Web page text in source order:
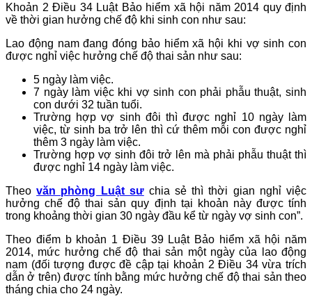
Khoản 2 Điều 34 Luật Bảo hiểm xã hội năm 2014 quy định
về thời gian hưởng chế độ khi sinh con như sau:
Lao động nam đang đóng bảo hiểm xã hội khi vợ sinh con
được nghỉ việc hưởng chế độ thai sản như sau:
5 ngày làm việc.
7 ngày làm việc khi vợ sinh con phải phẫu thuật, sinh
con dưới 32 tuần tuổi.
Trường hợp vợ sinh đôi thì được nghỉ 10 ngày làm
việc, từ sinh ba trở lên thì cứ thêm mỗi con được nghỉ
thêm 3 ngày làm việc.
Trường hợp vợ sinh đôi trở lên mà phải phẫu thuật thì
được nghỉ 14 ngày làm việc.
Theovăn phòng Luật sưchia sẻ thì thời gian nghỉ việc
hưởng chế độ thai sản quy định tại khoản này được tính
trong khoảng thời gian 30 ngày đầu kể từ ngày vợ sinh con”.
Theo điểm b khoản 1 Điều 39 Luật Bảo hiểm xã hội năm
2014, mức hưởng chế độ thai sản một ngày của lao động
nam (đối tượng được đề cập tại khoản 2 Điều 34 vừa trích
dẫn ở trên) được tính bằng mức hưởng chế độ thai sản theo
tháng chia cho 24 ngày.